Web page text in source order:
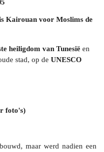
Kairouan voor Moslims de
heiligdom van Tunesië en
stad, op de UNESCO
foto's)
maar werd nadien een